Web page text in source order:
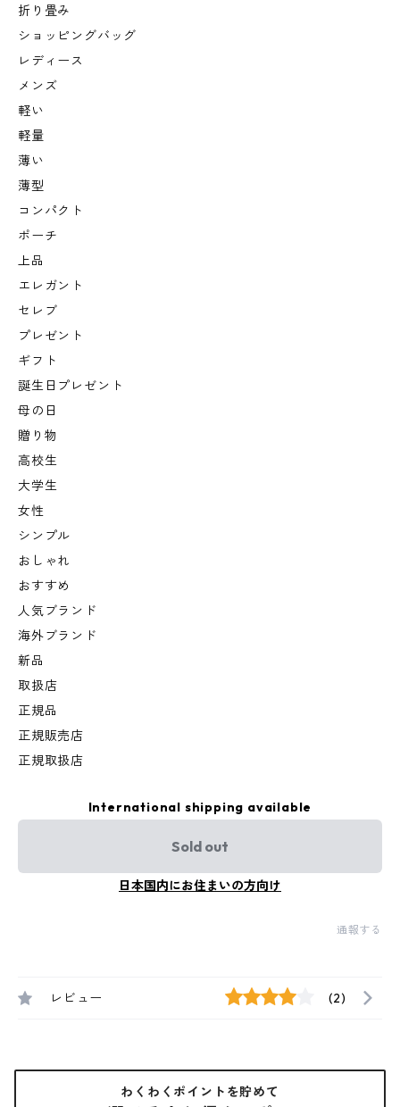
折り畳み
ショッピングバッグ
レディース
メンズ
軽い
軽量
薄い
薄型
コンパクト
ポーチ
上品
エレガント
セレブ
プレゼント
ギフト
誕生日プレゼント
母の日
贈り物
高校生
大学生
女性
シンプル
おしゃれ
おすすめ
人気ブランド
海外ブランド
新品
取扱店
正規品
正規販売店
正規取扱店
International shipping available
Sold out
日本国内にお住まいの方向け
通報する
レビュー (2)
わくわくポイントを貯めて